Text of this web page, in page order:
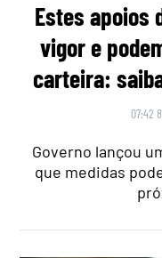
Estes apoios
vigor e
carteira:
07:42
Governo lançou
que medidas